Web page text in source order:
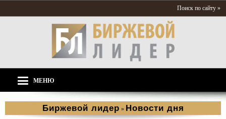
Поиск по сайту »
МЕНЮ
Биржевой лидер » Новости дня